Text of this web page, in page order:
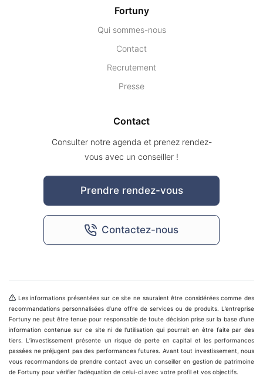
Fortuny
Qui sommes-nous
Contact
Recrutement
Presse
Contact
Consulter notre agenda et prenez rendez-
vous avec un conseiller !
Prendre rendez-vous
Contactez-nous
Les informations présentées sur ce site ne sauraient être considérées comme des
recommandations personnalisées d’une offre de services ou de produits. L’entreprise
Fortuny ne peut être tenue pour responsable de toute décision prise sur la base d'une
information contenue sur ce site ni de l'utilisation qui pourrait en être faite par des
tiers. L’investissement présente un risque de perte en capital et les performances
passées ne préjugent pas des performances futures. Avant tout investissement, nous
vous recommandons de prendre contact avec un conseiller en gestion de patrimoine
de Fortuny pour vérifier l’adéquation de celui-ci avec votre profil et vos objectifs.